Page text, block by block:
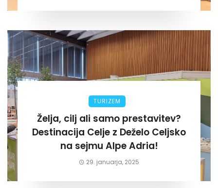
TURIZEM
Želja, cilj ali samo prestavitev?
Destinacija Celje z Deželo Celjsko
na sejmu Alpe Adria!
29. januarja, 2025